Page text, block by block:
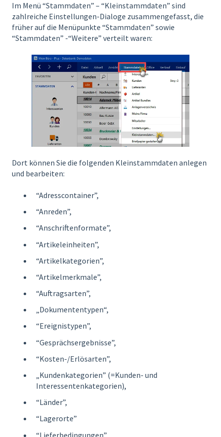
Im Menü “Stammdaten” – “Kleinstammdaten” sind
zahlreiche Einstellungen-Dialoge zusammengefasst, die
früher auf die Menüpunkte “Stammdaten” sowie
“Stammdaten” -“Weitere” verteilt waren:
Dort können Sie die folgenden Kleinstammdaten anlegen
und bearbeiten:
“Adresscontainer”,
“Anreden”,
“Anschriftenformate”,
“Artikeleinheiten”,
“Artikelkategorien”,
“Artikelmerkmale”,
“Auftragsarten”,
„Dokumententypen“,
“Ereignistypen”,
“Gesprächsergebnisse”,
“Kosten-/Erlösarten”,
„Kundenkategorien” (=Kunden- und
Interessentenkategorien),
“Länder”,
“Lagerorte”
“Lieferbedingungen”,